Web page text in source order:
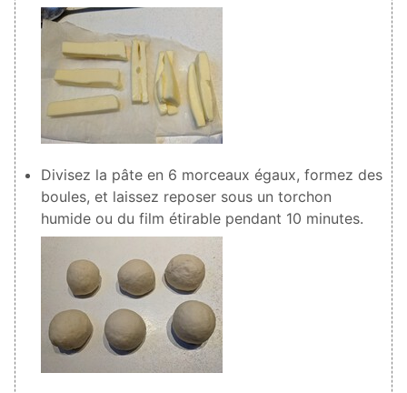
Divisez la pâte en 6 morceaux égaux, formez des
boules, et laissez reposer sous un torchon
humide ou du film étirable pendant 10 minutes.